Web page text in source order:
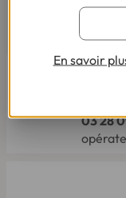
Par
Du
03 28
En savoir